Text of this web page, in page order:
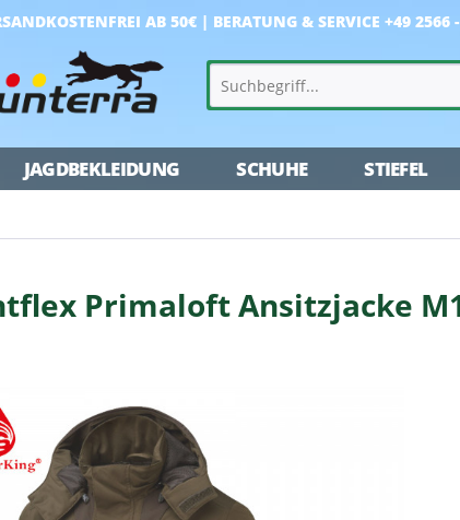
AB 50€ | BERATUNG & SERVICE +49 2566
JAGDBEKLEIDUNG SCHUHE STIEFEL
Primaloft Ansitzjacke